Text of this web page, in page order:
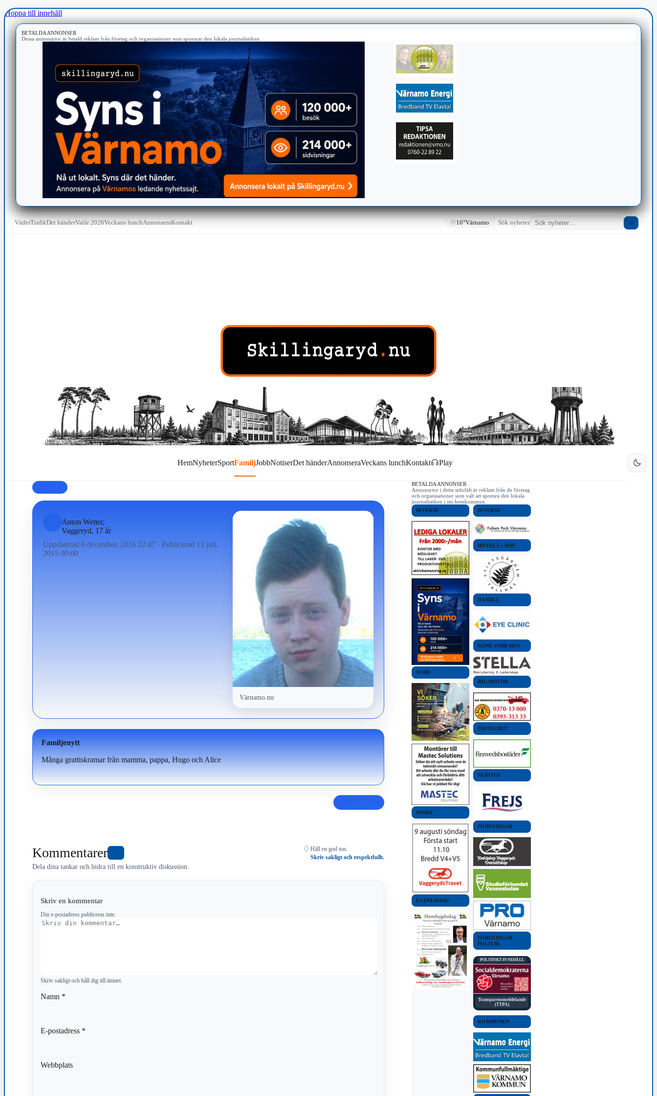
Hoppa till innehåll
BETALDA ANNONSER
Dessa annonsytor är betald reklam från företag och organisationer som sponsrar den lokala journalistiken.
VäderTrafikDet händerValår 2026Veckans lunchAnnonseraKontakt 16°Värnamo Sök nyheter ⌕
HemNyheterSportFamiljJobbNotiserDet händerAnnonseraVeckans lunchKontakt Play
Anton Wetter,
Vaggeryd, 17 år
Uppdaterad 6 december, 2016 22:47 · Publicerad 13 juli,
2015 00:00
Värnamo.nu
Familjenytt
Många grattiskramar från mamma, pappa, Hugo och Alice
Kommentarer
Dela dina tankar och bidra till en konstruktiv diskussion.
♢ Håll en god ton.
Skriv sakligt och respektfullt.
Skriv en kommentar
Din e-postadress publiceras inte.
Kommentar
Skriv sakligt och håll dig till ämnet.
Namn *
E-postadress *
Webbplats
BETALDA ANNONSER
Annonsytor i detta sidofält är reklam från de företag
och organisationer som valt att sponsra den lokala
journalistiken i sin hemkommun.
DIVERSE
JOBB
SPORT
EVENEMANG
DIVERSE
HOTELL - MAT
HANDEL
BANK-JOBB-HUS
BIL-MOTOR
FASTIGHET
SERVICE
FÖRENINGAR
FÖRENINGAR
POLITIK
POLITISKT INNEHÅLL
Transparensmeddelande
(TTPA)
KOMMUNEN